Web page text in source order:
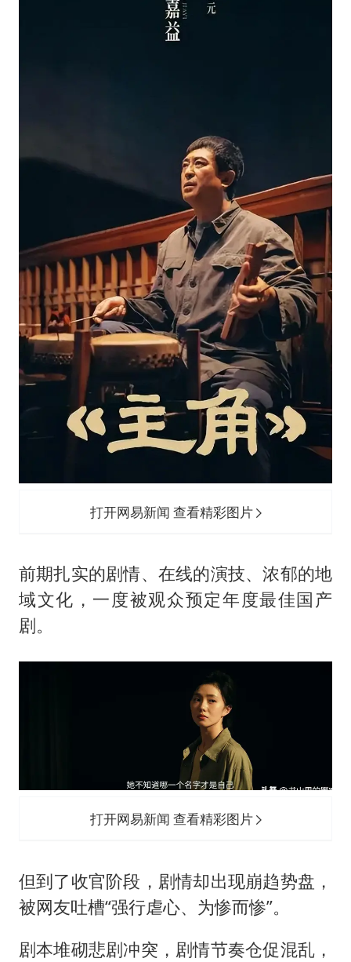
打开网易新闻 查看精彩图片
前期扎实的剧情、在线的演技、浓郁的地
域文化，一度被观众预定年度最佳国产
剧。
打开网易新闻 查看精彩图片
但到了收官阶段，剧情却出现崩趋势盘，
被网友吐槽“强行虐心、为惨而惨”。
剧本堆砌悲剧冲突，剧情节奏仓促混乱，